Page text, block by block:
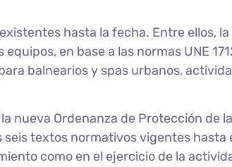
hasta la fecha. Entre ellos, la
en base a las normas UNE
balnearios y spas urbanos,
nueva Ordenanza de Protección de la
textos normativos vigentes hasta
como en el ejercicio de la